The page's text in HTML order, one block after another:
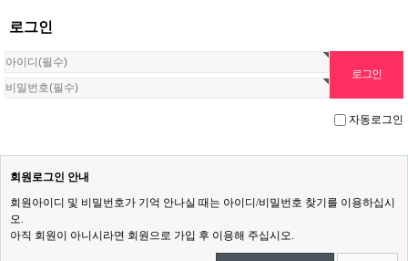
로그인
자동로그인
회원로그인 안내
회원아이디 및 비밀번호가 기억 안나실 때는 아이디/비밀번호 찾기를 이용하십시
오.
아직 회원이 아니시라면 회원으로 가입 후 이용해 주십시오.